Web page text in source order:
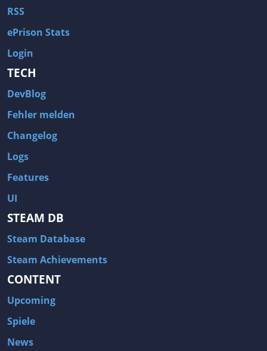
RSS
ePrison Stats
Login
TECH
DevBlog
Fehler melden
Changelog
Logs
Features
UI
STEAM DB
Steam Database
Steam Achievements
CONTENT
Upcoming
Spiele
News